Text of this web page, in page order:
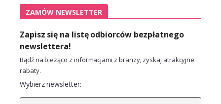
ZAMÓW NEWSLETTER
Zapisz się na listę odbiorców bezpłatnego
newslettera!
Bądź na bieżąco z informacjami z branży, zyskaj atrakcyjne
rabaty.
Wybierz newsletter: